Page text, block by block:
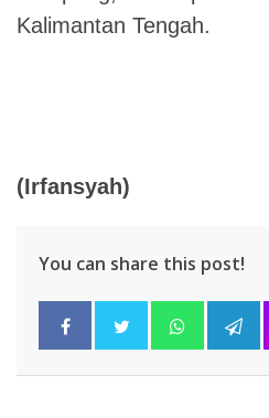
Kalimantan Tengah.
(Irfansyah)
You can share this post!